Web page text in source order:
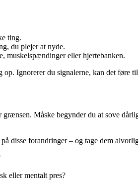
ting.
du plejer at nyde.
muskelspændinger eller hjertebanken.
Ignorerer du signalerne, kan det føre
Måske begynder du at sove
disse forandringer – og tage dem
eller mentalt pres?